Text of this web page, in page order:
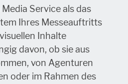
Service als das
Ihres Messeauftritts
Inhalte
davon, ob sie aus
von Agenturen
oder im Rahmen des